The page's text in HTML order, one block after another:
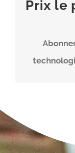
Prix le
bénéficiez